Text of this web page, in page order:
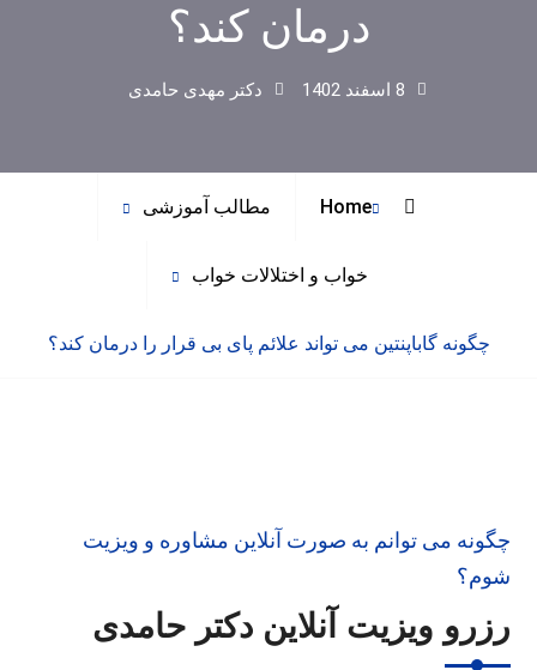
درمان کند؟
8 اسفند 1402 دکتر مهدی حامدی
Home مطالب آموزشی
خواب و اختلالات خواب
چگونه گاباپنتین می تواند علائم پای بی قرار را درمان کند؟
چگونه می توانم به صورت آنلاین مشاوره و ویزیت
شوم؟
رزرو ویزیت آنلاین دکتر حامدی